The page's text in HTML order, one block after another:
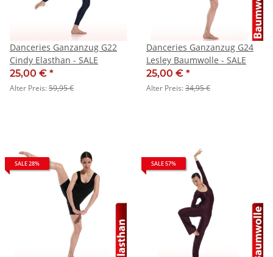
Danceries Ganzanzug G22
Cindy Elasthan - SALE
25,00 € *
Alter Preis:59,95 €
Danceries Ganzanzug G24
Lesley Baumwolle - SALE
25,00 € *
Alter Preis:34,95 €
SALE 28% SALE 57%